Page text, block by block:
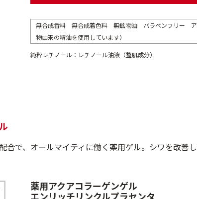
無合成香料 無合成着色料 無鉱物油 パラベンフリー ア
物由来の精油を使用しています）
純粋レチノール：レチノール油液（整肌成分）
で、オールマイティに働く薬用ゲル。シワを改善
薬用アクアコラーゲンゲル
エンリッチリンクルプラセンタ